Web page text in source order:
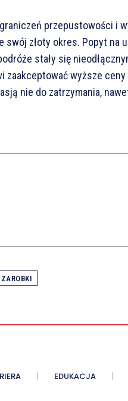
przepustowości i
złoty okres. Popyt na
stały się
zaakceptować wyższe
nie do zatrzymania,
ZAROBKI
EDUKACJA